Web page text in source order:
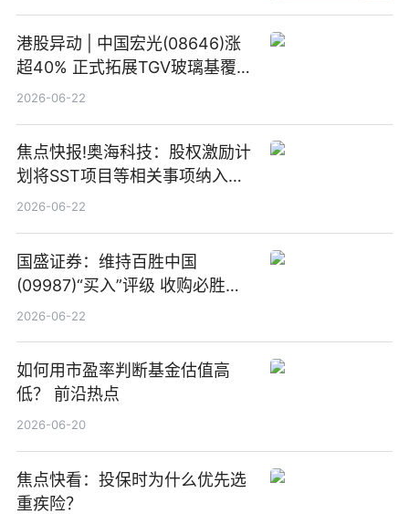
港股异动 | 中国宏光(08646)涨
超40% 正式拓展TGV玻璃基覆铜
板新材料业务
2026-06-22
焦点快报!奥海科技：股权激励计
划将SST项目等相关事项纳入专
项业务发展考核指标
2026-06-22
国盛证券：维持百胜中国
(09987)“买入”评级 收购必胜客
中国增厚利润加速成长 信息
2026-06-22
如何用市盈率判断基金估值高
低？ 前沿热点
2026-06-20
焦点快看：投保时为什么优先选
重疾险？